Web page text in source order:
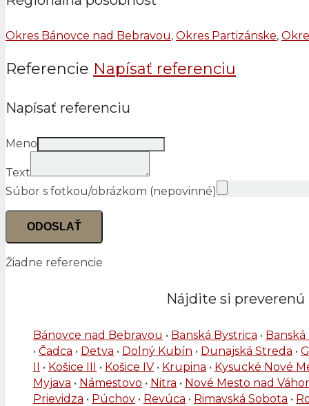
Okres Bánovce nad Bebravou, Okres Partizánske,
Referencie Napísať referenciu
Napísať referenciu
Meno
Text
Súbor s fotkou/obrázkom (nepovinné)
ODOSLAŤ
Žiadne referencie
Nájdite si preverenú
Bánovce nad Bebravou • Banská Bystrica • Banská
• Čadca • Detva • Dolný Kubín • Dunajská Streda •
II • Košice III • Košice IV • Krupina • Kysucké Nové
Myjava • Námestovo • Nitra • Nové Mesto nad
Prievidza • Púchov • Revúca • Rimavská Sobota •